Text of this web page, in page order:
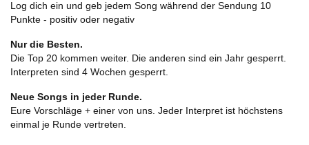
Log dich ein und geb jedem Song während der Sendung 10
Punkte - positiv oder negativ
Nur die Besten.
Die Top 20 kommen weiter. Die anderen sind ein Jahr gesperrt.
Interpreten sind 4 Wochen gesperrt.
Neue Songs in jeder Runde.
Eure Vorschläge + einer von uns. Jeder Interpret ist höchstens
einmal je Runde vertreten.